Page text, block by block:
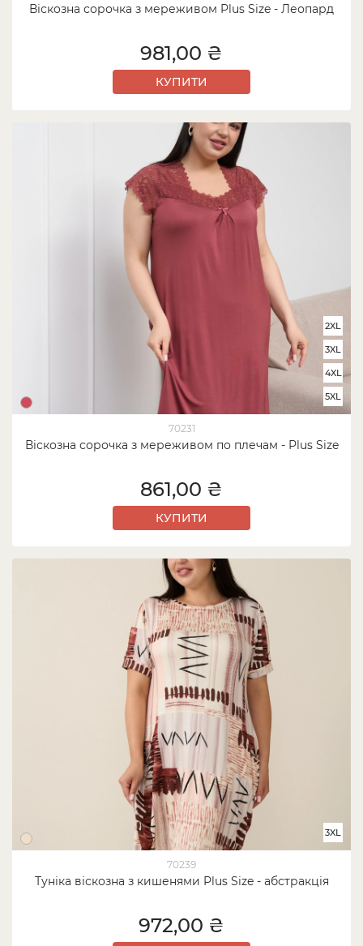
Віскозна сорочка з мереживом Plus Size - Леопард
981,00 ₴
КУПИТИ
70231
Віскозна сорочка з мереживом по плечам - Plus Size
2XL
3XL
4XL
5XL
861,00 ₴
КУПИТИ
70239
Туніка віскозна з кишенями Plus Size - абстракція
3XL
972,00 ₴